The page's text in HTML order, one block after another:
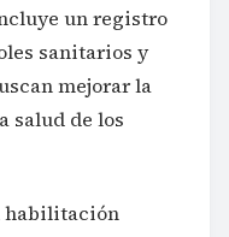
un registro
sanitarios y
mejorar la
salud de los
habilitación